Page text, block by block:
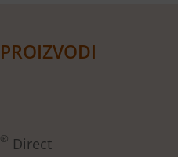
PROIZVODI
® Direct